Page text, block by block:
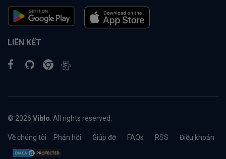
LIÊN KẾT
© 2026 Viblo . All rights reserved.
Về chúng tôi Phản hồi Giúp đỡ FAQs RSS Điều khoản